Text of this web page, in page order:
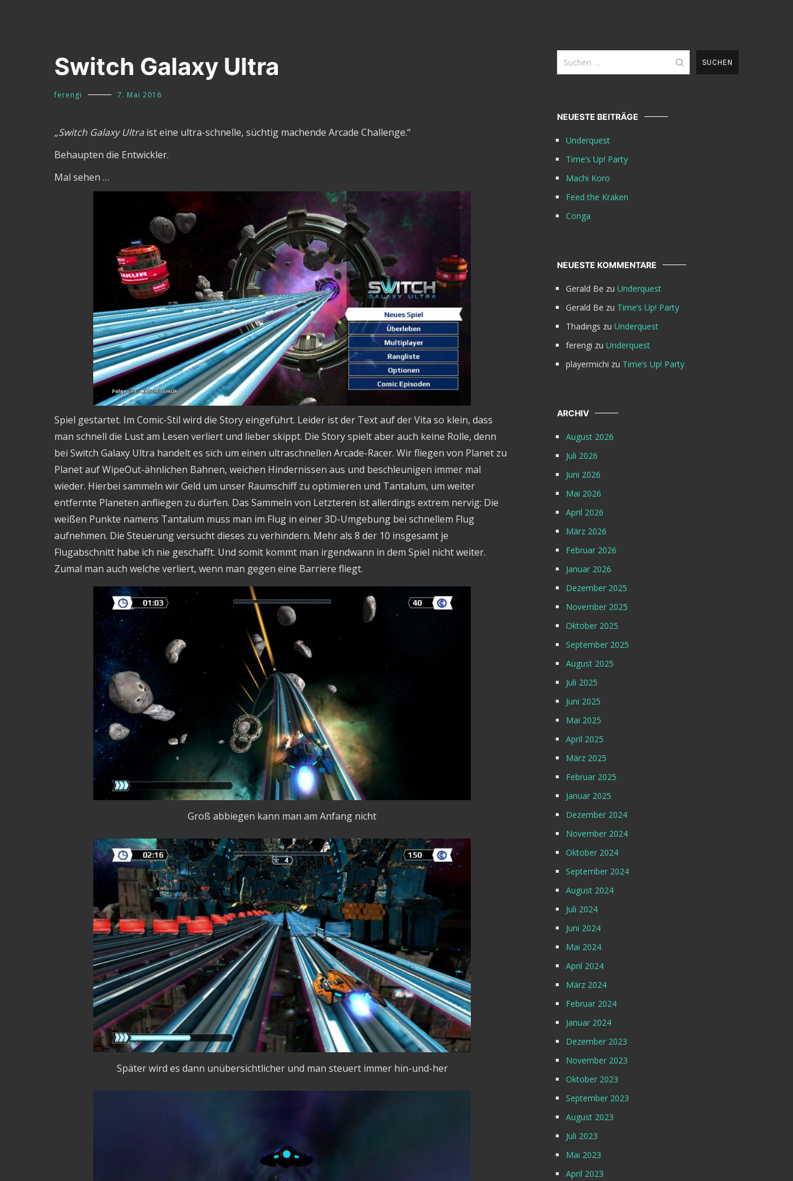
Switch Galaxy Ultra
ferengi 7. Mai 2016
„Switch Galaxy Ultra ist eine ultra-schnelle, süchtig machende Arcade Challenge.“
Behaupten die Entwickler.
Mal sehen …
Spiel gestartet. Im Comic-Stil wird die Story eingeführt. Leider ist der Text auf der Vita so klein, dass
man schnell die Lust am Lesen verliert und lieber skippt. Die Story spielt aber auch keine Rolle, denn
bei Switch Galaxy Ultra handelt es sich um einen ultraschnellen Arcade-Racer. Wir fliegen von Planet zu
Planet auf WipeOut-ähnlichen Bahnen, weichen Hindernissen aus und beschleunigen immer mal
wieder. Hierbei sammeln wir Geld um unser Raumschiff zu optimieren und Tantalum, um weiter
entfernte Planeten anfliegen zu dürfen. Das Sammeln von Letzteren ist allerdings extrem nervig: Die
weißen Punkte namens Tantalum muss man im Flug in einer 3D-Umgebung bei schnellem Flug
aufnehmen. Die Steuerung versucht dieses zu verhindern. Mehr als 8 der 10 insgesamt je
Flugabschnitt habe ich nie geschafft. Und somit kommt man irgendwann in dem Spiel nicht weiter.
Zumal man auch welche verliert, wenn man gegen eine Barriere fliegt.
Groß abbiegen kann man am Anfang nicht
Später wird es dann unübersichtlicher und man steuert immer hin-und-her
Suchen
nach:
NEUESTE BEITRÄGE
Underquest
Time’s Up! Party
Machi Koro
Feed the Kraken
Conga
NEUESTE KOMMENTARE
Gerald Be zu Underquest
Gerald Be zu Time’s Up! Party
Thadings zu Underquest
ferengi zu Underquest
playermichi zu Time’s Up! Party
ARCHIV
August 2026
Juli 2026
Juni 2026
Mai 2026
April 2026
März 2026
Februar 2026
Januar 2026
Dezember 2025
November 2025
Oktober 2025
September 2025
August 2025
Juli 2025
Juni 2025
Mai 2025
April 2025
März 2025
Februar 2025
Januar 2025
Dezember 2024
November 2024
Oktober 2024
September 2024
August 2024
Juli 2024
Juni 2024
Mai 2024
April 2024
März 2024
Februar 2024
Januar 2024
Dezember 2023
November 2023
Oktober 2023
September 2023
August 2023
Juli 2023
Mai 2023
April 2023